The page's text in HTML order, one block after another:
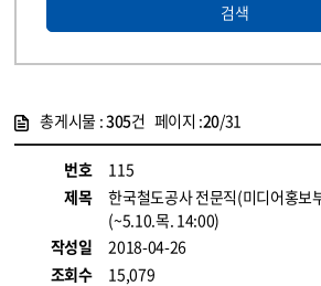
검색
총게시물 :305건 페이지 :20/31
번호
115
제목
한국철도공사 전문직(미디어홍보
(~5.10.목. 14:00)
작성일
2018-04-26
조회수
15,079